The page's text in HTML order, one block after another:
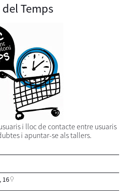
Temps
i lloc de contacte entre usuaris
i apuntar-se als tallers.
16